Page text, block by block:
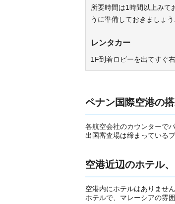
所要時間は1時間以上みて
うに準備しておきましょう
レンタカー
1F到着ロビーを出てすぐ
ペナン国際空港の
各航空会社のカウンターで
出国審査場は締まっている
空港近辺のホテル
空港内にホテルはありませ
ホテルで、マレーシアの雰